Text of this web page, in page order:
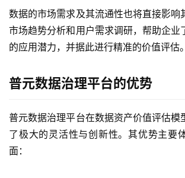
产
品
解
案
生
态
与
数据的市场需求及其流通性也将直接影响
市场趋势分析和用户需求调研，帮助企业
的应用潜力，并据此进行精准的价值评估。
普元数据治理平台的优势
普元数据治理平台在数据资产价值评估模
了极大的灵活性与创新性。其优势主要
面：